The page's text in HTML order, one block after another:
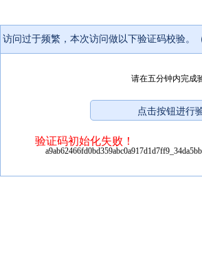
访问过于频繁，本次访问做以下验证码校验。（
请在五分钟内完成
验证码初始化失败！